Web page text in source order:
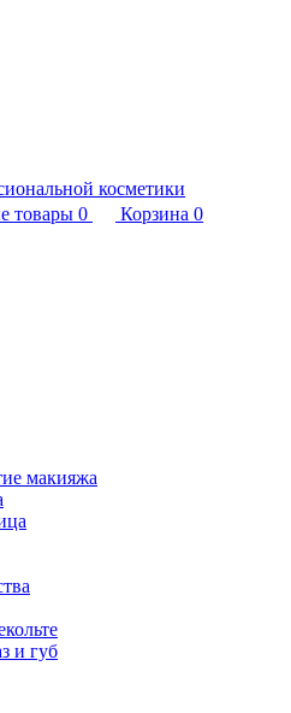
товары 0 Корзина 0
макияжа
и губ